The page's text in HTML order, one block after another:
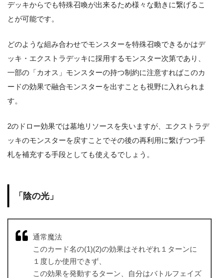
デッキからでも特殊召喚が出来るため様々な動きに繋げるこ
とが可能です。
どのような組み合わせでモンスターを特殊召喚できるかはデ
ッキ・エクストラデッキに採用するモンスター次第であり、
一部の「カオス」モンスターの持つ制約に注意すればこのカ
ードの効果で融合モンスターを出すことも視野に入れられま
す。
2のドロー効果では墓地リソースを失いますが、エクストラデ
ッキのモンスターを戻すことでその後の再利用に繋げつつ手
札を補充する手段としても使えるでしょう。
「陰の光」
通常魔法
このカード名の(1)(2)の効果はそれぞれ１ターンに
１度しか使用できず、
この効果を発動するターン、自分はバトルフェイズ